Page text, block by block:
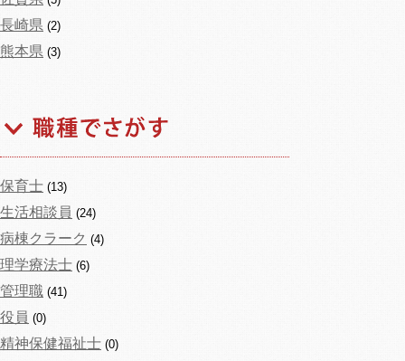
長崎県 (2)
熊本県 (3)
保育士 (13)
生活相談員 (24)
病棟クラーク (4)
理学療法士 (6)
管理職 (41)
役員 (0)
精神保健福祉士 (0)